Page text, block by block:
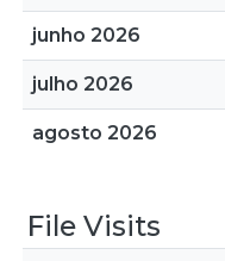
junho 2026
julho 2026
agosto 2026
File Visits